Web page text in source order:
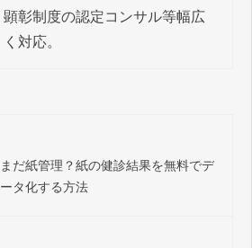
顕彰制度の認定コンサル等幅広
く対応。
まだ紙管理？紙の健診結果を無料でデ
ータ化する方法